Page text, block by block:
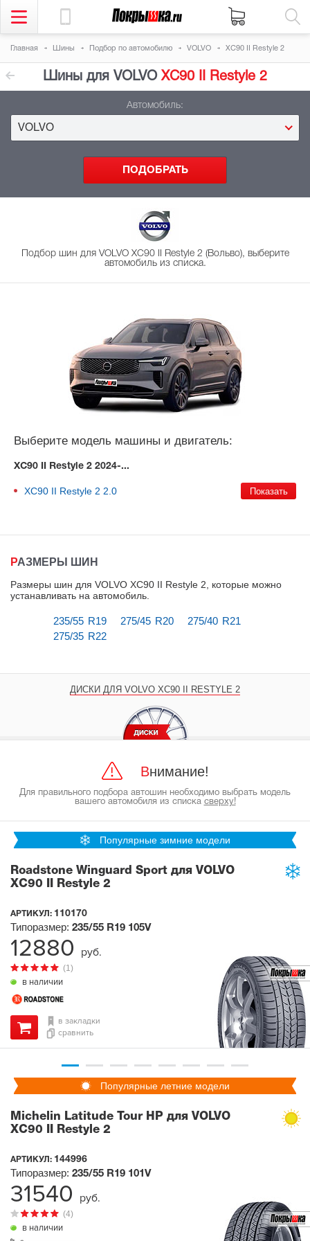
Главная Шины Подбор по автомобилю VOLVO XC90 II Restyle 2
Шины для VOLVOXC90 II Restyle 2
Автомобиль:
VOLVO
Подбор шин для VOLVO XC90 II Restyle 2 (Вольво), выберите
автомобиль из списка.
Выберите модель машины и двигатель:
XC90 II Restyle 2 2024-...
XC90 II Restyle 2 2.0
РАЗМЕРЫ ШИН
Размеры шин для VOLVO XC90 II Restyle 2, которые можно
устанавливать на автомобиль
235/55 R19 275/45 R20
275/40 R21
275/35 R22
ДИСКИ ДЛЯ VOLVO XC90 II RESTYLE 2
Внимание!
Для правильного подбора автошин необходимо выбрать модель
вашего автомобиля из списка сверху!
Популярные зимние модели
Roadstone Winguard Sport для VOLVO
XC90 II Restyle 2
АРТИКУЛ: 110170
в наличии
(1)
Типоразмер: 235/55 R19 105V
в закладки
сравнить
12880 руб.
Популярные летние модели
Michelin Latitude Tour HP для VOLVO
XC90 II Restyle 2
АРТИКУЛ: 144996
в наличии
(4)
Типоразмер: 235/55 R19 101V
31540 руб.